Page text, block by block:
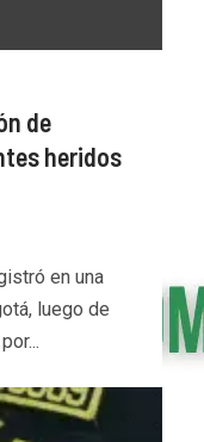
de
heridos
en una
luego de